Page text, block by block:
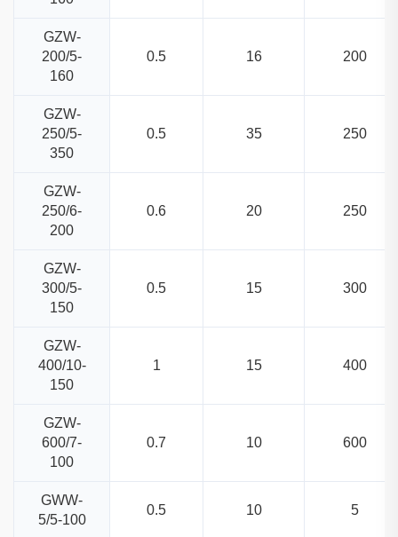
GZW-
200/5-
160
0.5 16 200
GZW-
250/5-
350
0.5 35 250
GZW-
250/6-
200
0.6 20 250
GZW-
300/5-
150
0.5 15 300
GZW-
400/10-
150
1 15 400
GZW-
600/7-
100
0.7 10 600
GWW-
5/5-100
0.5 10 5